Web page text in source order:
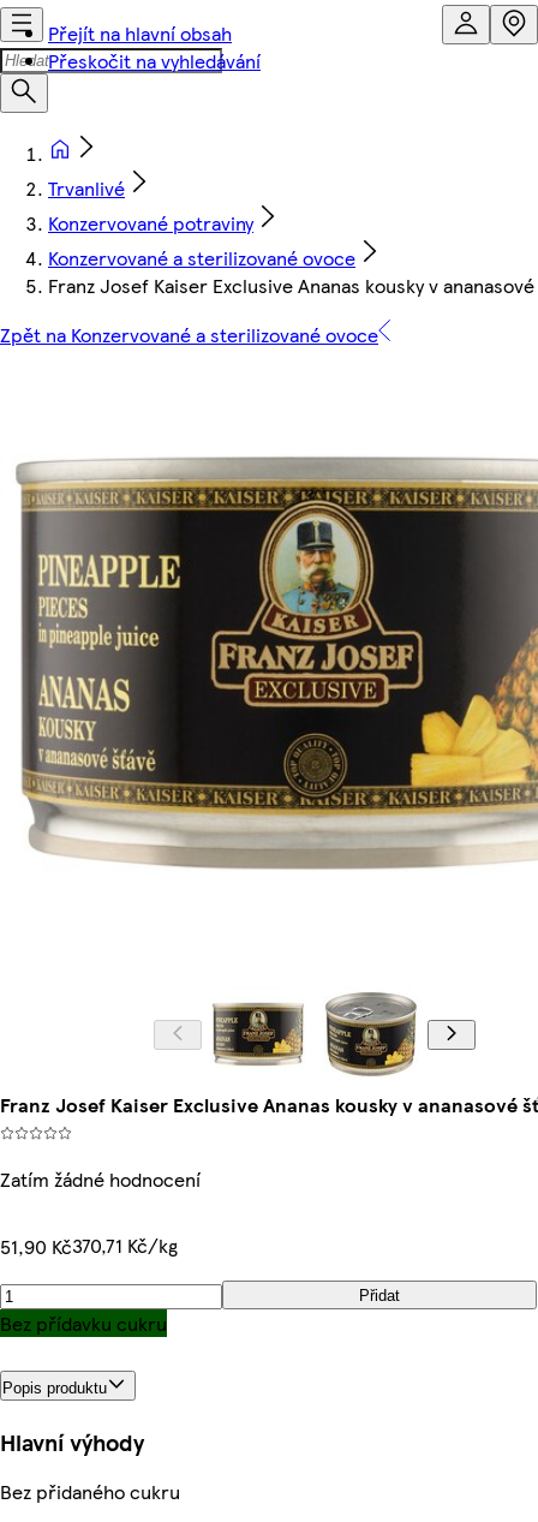
Přejít na hlavní obsah
Přeskočit na vyhledávání
Trvanlivé
Konzervované potraviny
Konzervované a sterilizované ovoce
Franz Josef Kaiser Exclusive Ananas kousky v
Zpět na Konzervované a sterilizované ovoce
Franz Josef Kaiser Exclusive Ananas kousky v ananasové
Zatím žádné hodnocení
51,90 Kč370,71 Kč/kg
Přidat
Bez přídavku cukru
Popis produktu
Hlavní výhody
Bez přidaného cukru